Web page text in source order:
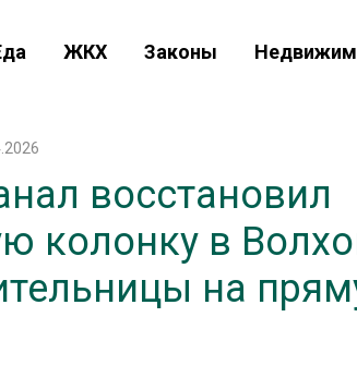
ЖКХ Законы
восстановил
колонку в
на